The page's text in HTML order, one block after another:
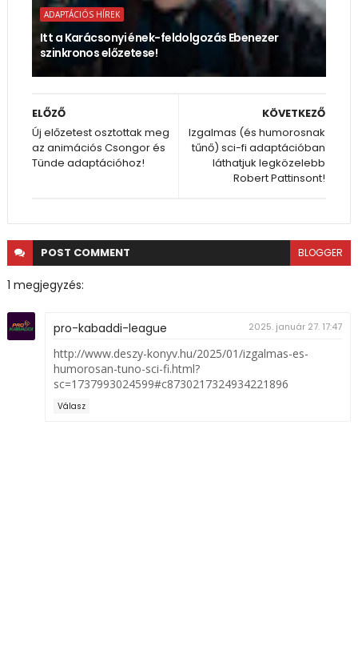
ADAPTÁCIÓS HÍREK
Itt a Karácsonyi ének-feldolgozás Ebenezer
szinkronos előzetese!
KÖVETKEZŐ
Izgalmas (és humorosnak
tűnő) sci-fi adaptációban
láthatjuk legközelebb
Robert Pattinsont!
ELŐZŐ
Új előzetest osztottak meg
az animációs Csongor és
Tünde adaptációhoz!
POST COMMENT BLOGGER
1 megjegyzés:
pro-kabaddi-league 2025. január 27. 17:47
http://www.deszy-konyv.hu/2025/01/izgalmas-es-
humorosan-tuno-sci-fi.html?
sc=1737993024599#c8730217324934221896
Válasz